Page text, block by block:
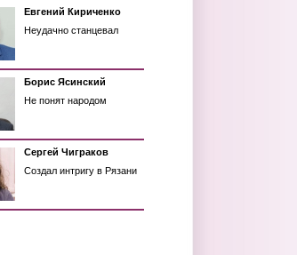
Евгений Кириченко
Неудачно станцевал
Борис Ясинский
Не понят народом
Сергей Чиграков
Создал интригу в Рязани